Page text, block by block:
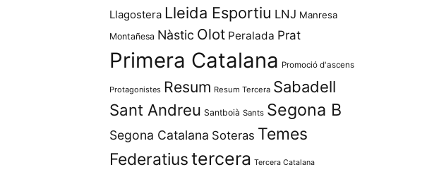
Llagostera Lleida Esportiu LNJ Manresa
Montañesa Nàstic Olot Peralada Prat
Primera Catalana Promoció d'ascens
Protagonistes Resum Resum Tercera Sabadell
Sant Andreu Santboià Sants Segona B
Segona Catalana Soteras Temes
Federatiustercera Tercera Catalana